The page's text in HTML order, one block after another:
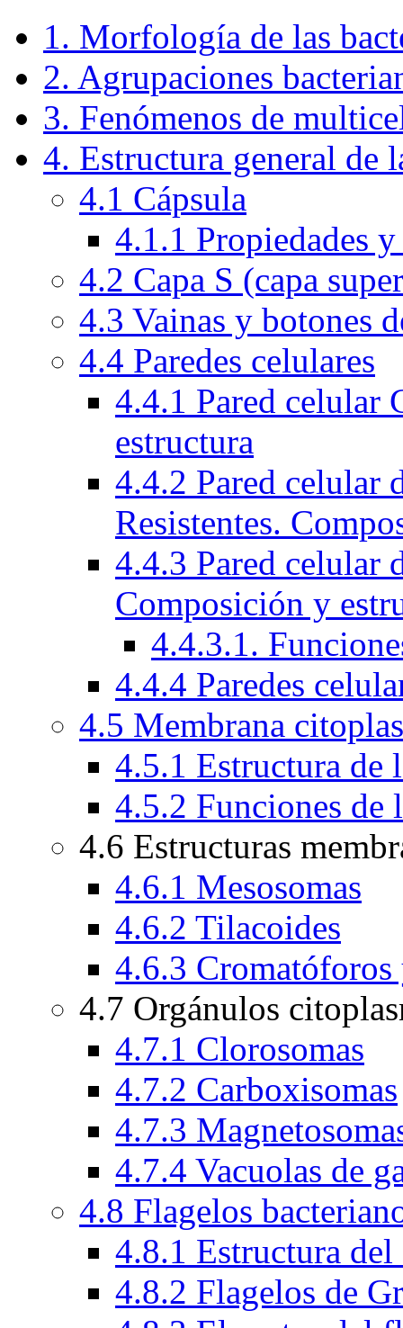
1. Morfología de las
2. Agrupaciones
3. Fenómenos de
4. Estructura general de
4.1 Cápsula
4.1.1 Propiedades
4.2 Capa S (capa
4.3 Vainas y botones
4.4 Paredes celulares
4.4.1 Pared celular
estructura
4.4.2 Pared celular
Resistentes.
4.4.3 Pared celular
Composición y
4.4.3.1.
4.4.4 Paredes
4.5 Membrana
4.5.1 Estructura de
4.5.2 Funciones de
4.6 Estructuras
4.6.1 Mesosomas
4.6.2 Tilacoides
4.6.3
4.7 Orgánulos
4.7.1 Clorosomas
4.7.2 Carboxisomas
4.7.3
4.7.4 Vacuolas de
4.8 Flagelos
4.8.1 Estructura
4.8.2 Flagelos de